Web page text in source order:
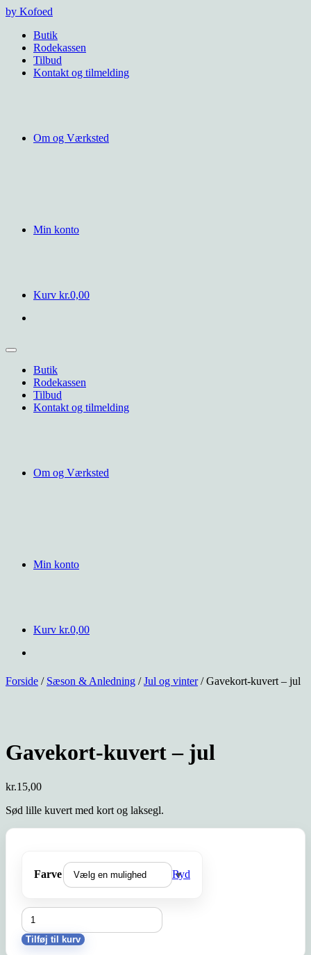
Videre
indhold
by Kofoed
Butik
Rodekassen
Tilbud
Kontakt og tilmelding
Om og Værksted
Min konto
Kurv kr.0,00
Butik
Rodekassen
Tilbud
Kontakt og tilmelding
Om og Værksted
Min konto
Kurv kr.0,00
Forside / Sæson & Anledning /Jul og vinter/ Gavekort-kuvert – jul
Gavekort-kuvert – jul
kr.15,00
Sød lille kuvert med kort og laksegl.
Farve Ryd
Gavekort-
kuvert
-Tilføj til kurv